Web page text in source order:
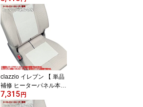
レスシートヒーター専用
≫】≪ 12V車専用 ≫≪ C
lazzioさんのコードレス
シートヒーターをご愛用
の方で シガープラグの調
子が悪い等の場合にどう
ぞ ≫※ヒーター本体/リ
モコンは別売※
clazzio イレブン 【 単品
補修 ヒーターパネル本体
≪ 左側用のみ2枚 ≫≪ ク
ラッツィオ製コードレス
7,315円